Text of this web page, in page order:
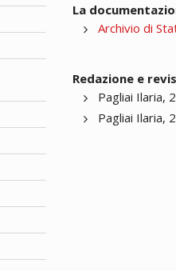
La
Archivio di
Redazione e
Pagliai Ilaria,
Pagliai Ilaria,